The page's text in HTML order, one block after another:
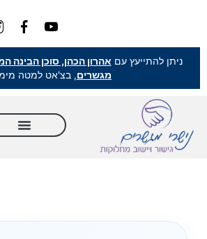
ניתן להתייעץ עם אהרון הכהן, סוכן הבינה
מגשרים, בצ'אט למטה